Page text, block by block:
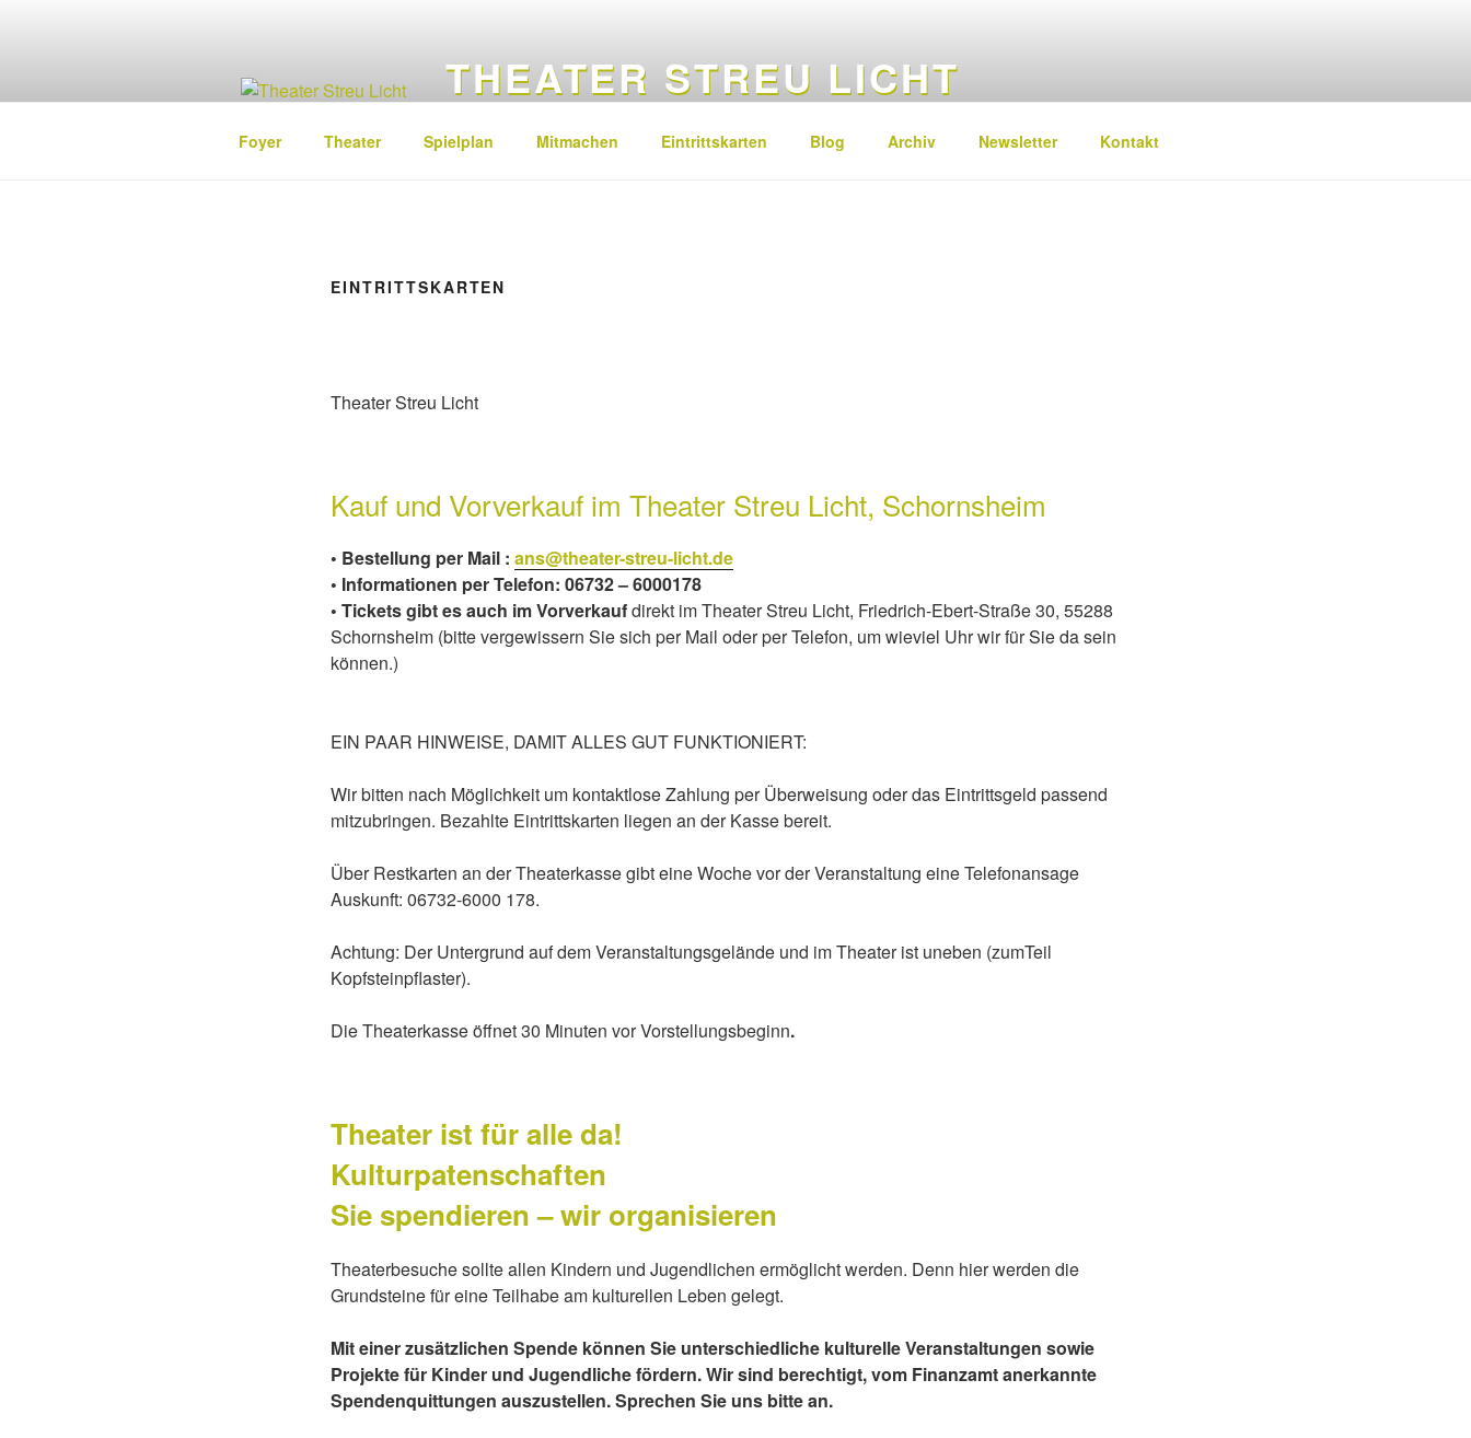
THEATER STREU LICHT
Foyer Theater Spielplan Mitmachen Eintrittskarten Blog Archiv Newsletter Kontakt
EINTRITTSKARTEN
Theater Streu Licht
Kauf und Vorverkauf im Theater Streu Licht, Schornsheim
• Bestellung per Mail : ans@theater-streu-licht.de
• Informationen per Telefon: 06732 – 6000178
• Tickets gibt es auch im Vorverkaufdirekt im Theater Streu Licht, Friedrich-Ebert-Straße 30, 55288
Schornsheim (bitte vergewissern Sie sich per Mail oder per Telefon, um wieviel Uhr wir für Sie da sein
können.)
EIN PAAR HINWEISE, DAMIT ALLES GUT FUNKTIONIERT:
Wir bitten nach Möglichkeit um kontaktlose Zahlung per Überweisung oder das Eintrittsgeld passend
mitzubringen. Bezahlte Eintrittskarten liegen an der Kasse bereit.
Über Restkarten an der Theaterkasse gibt eine Woche vor der Veranstaltung eine Telefonansage
Auskunft: 06732-6000 178.
Achtung: Der Untergrund auf dem Veranstaltungsgelände und im Theater ist uneben (zumTeil
Kopfsteinpflaster).
Die Theaterkasse öffnet 30 Minuten vor Vorstellungsbeginn.
Theater ist für alle da!
Kulturpatenschaften
Sie spendieren – wir organisieren
Theaterbesuche sollte allen Kindern und Jugendlichen ermöglicht werden. Denn hier werden die
Grundsteine für eine Teilhabe am kulturellen Leben gelegt.
Mit einer zusätzlichen Spende können Sie unterschiedliche kulturelle Veranstaltungen sowie
Projekte für Kinder und Jugendliche fördern. Wir sind berechtigt, vom Finanzamt anerkannte
Spendenquittungen auszustellen. Sprechen Sie uns bitte an.